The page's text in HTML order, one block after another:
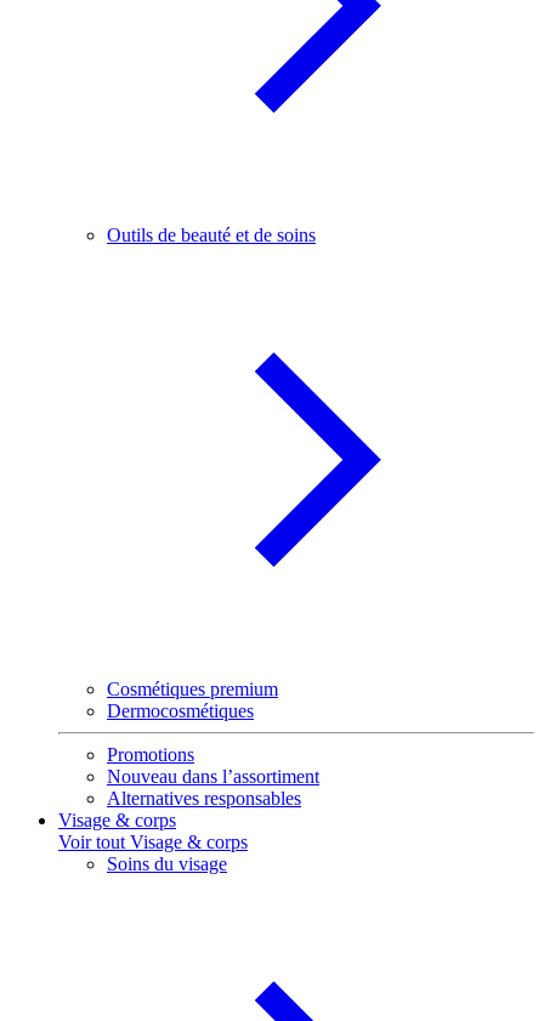
Outils de beauté et de soins
Cosmétiques premium
Dermocosmétiques
Promotions
Nouveau dans l’assortiment
Alternatives responsables
Visage & corps
Voir tout Visage & corps
Soins du visage